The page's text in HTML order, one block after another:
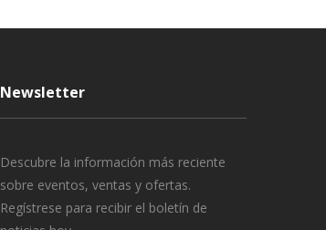
Newsletter
Descubre la información más reciente
sobre eventos, ventas y ofertas.
Regístrese para recibir el boletín de